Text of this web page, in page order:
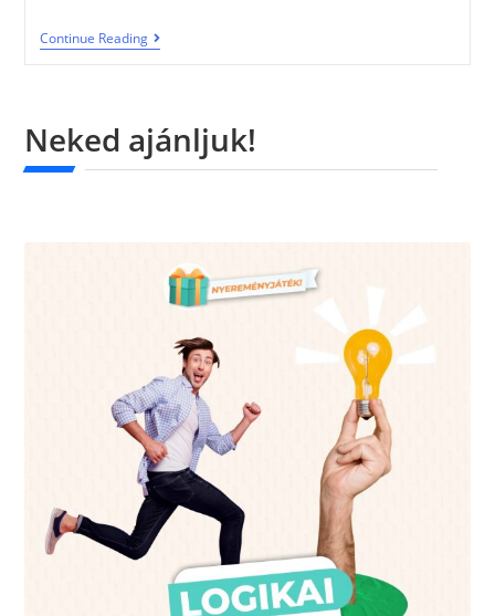
Continue Reading
Neked ajánljuk!